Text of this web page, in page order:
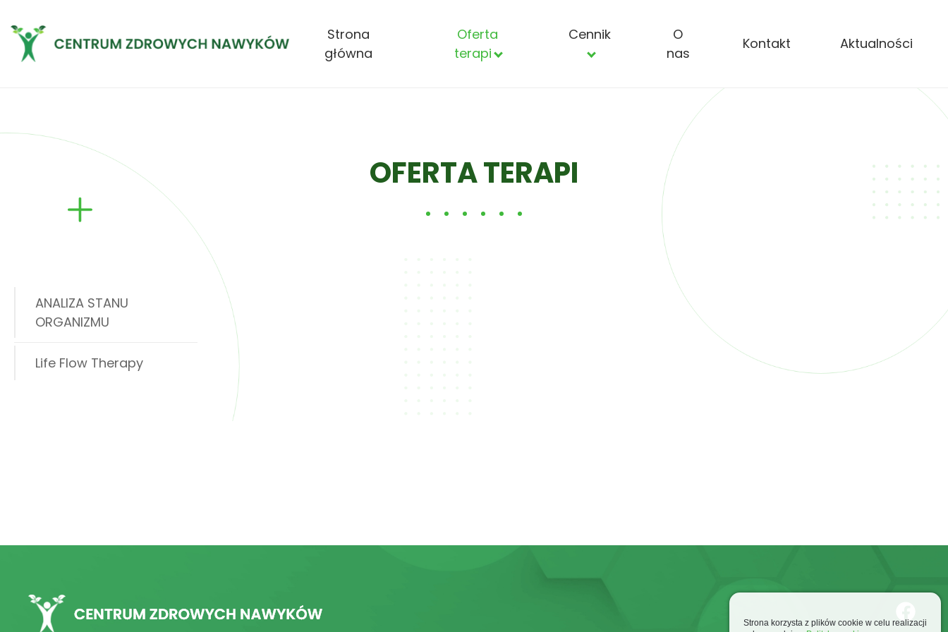
Strona
główna
Oferta
terapi
Cennik
O
nas
Kontakt Aktualności
OFERTA TERAPI
ANALIZA STANU
ORGANIZMU
Life Flow Therapy
Strona korzysta z plików cookie w celu realizacji